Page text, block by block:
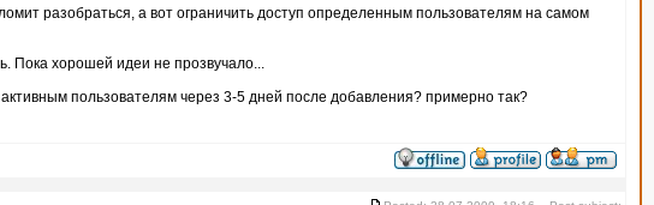
разобраться, а вот ограничить доступ определенным пользователям на самом
Пока хорошей идеи не прозвучало...
пользователям через 3-5 дней после добавления? примерно так?